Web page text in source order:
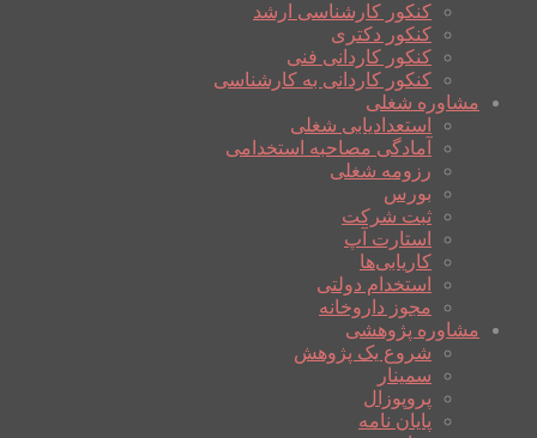
کنکور کارشناسی ارشد
کنکور دکتری
کنکور کاردانی فنی
کنکور کاردانی به کارشناسی
مشاوره شغلی
استعدادیابی شغلی
آمادگی مصاحبه استخدامی
رزومه شغلی
بورس
ثبت شرکت
استارت آپ
کاریابی‌ها
استخدام دولتی
مجوز داروخانه
مشاوره پژوهشی
شروع یک پژوهش
سمینار
پروپوزال
پایان نامه